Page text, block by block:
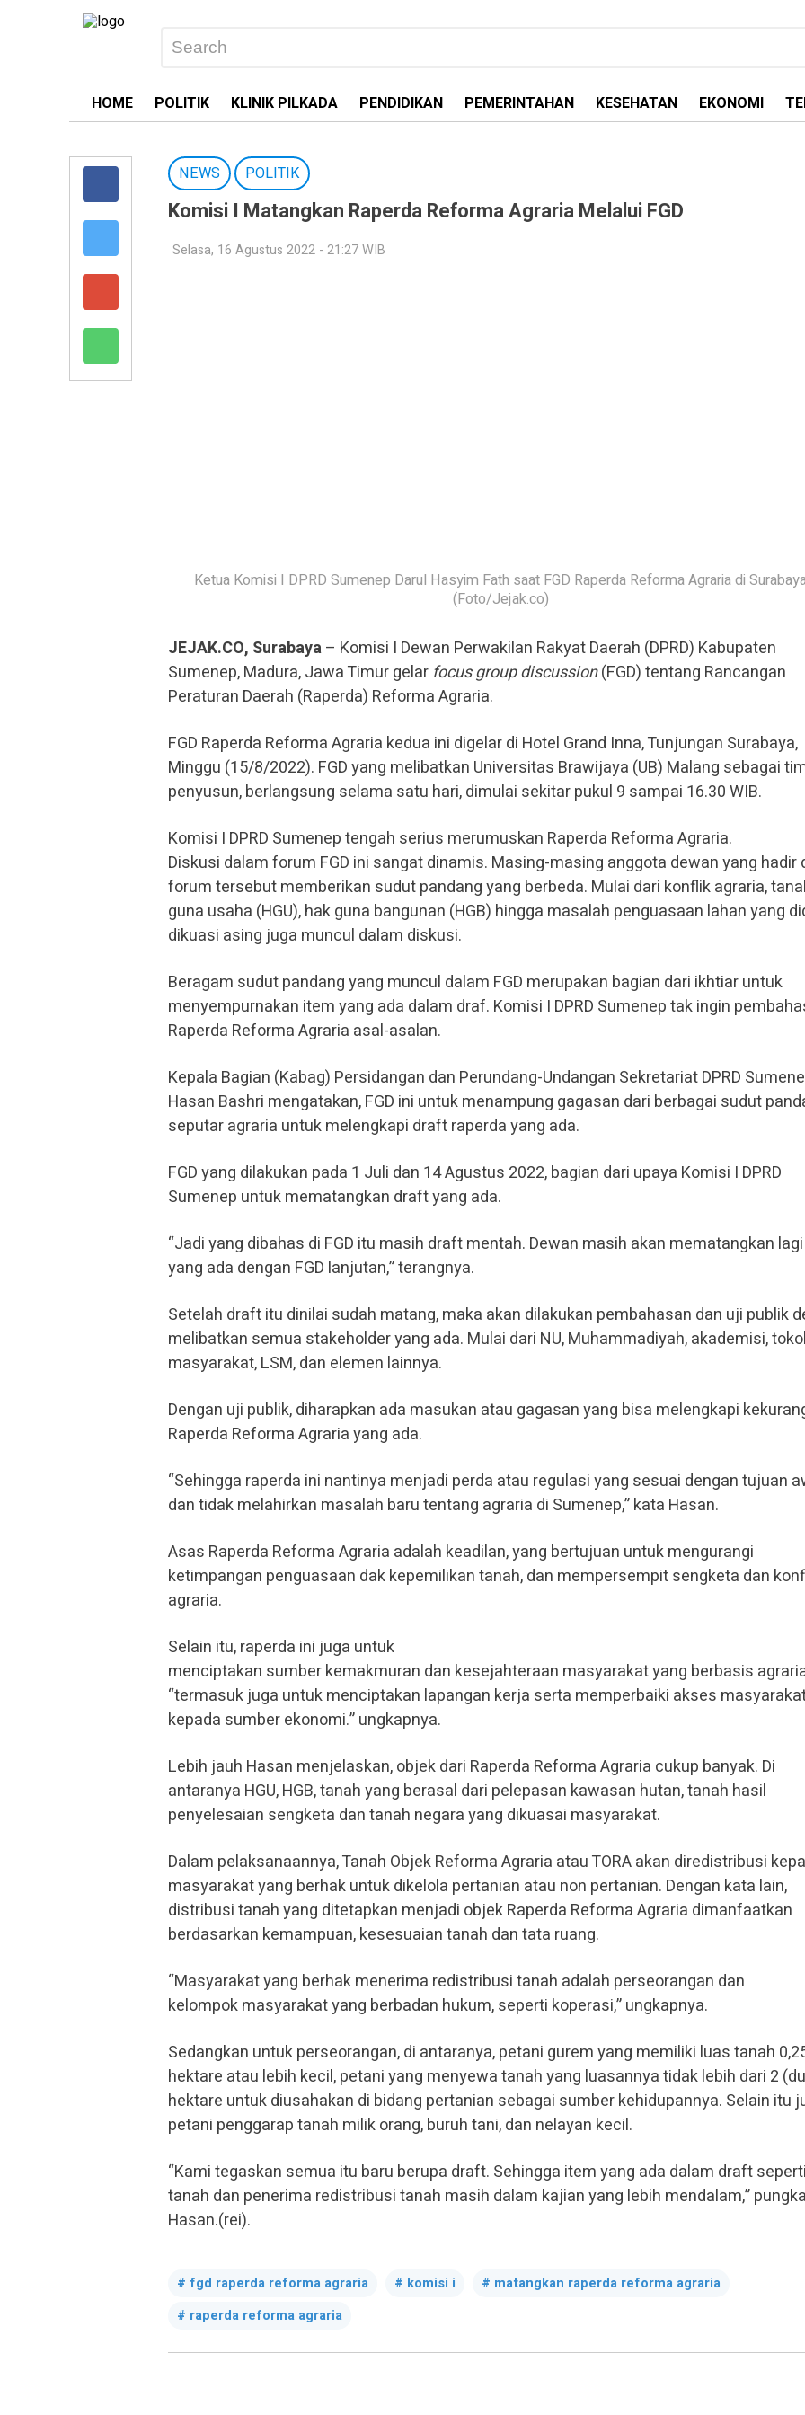
HOME POLITIK KLINIK PILKADA PENDIDIKAN PEMERINTAHAN KESEHATAN EKONOMI
NEWS POLITIK
Komisi I Matangkan Raperda Reforma Agraria Melalui FGD
Selasa, 16 Agustus 2022 - 21:27 WIB
Ketua Komisi I DPRD Sumenep Darul Hasyim Fath saat FGD Raperda Reforma Agraria di
(Foto/Jejak.co)
JEJAK.CO, Surabaya– Komisi I Dewan Perwakilan Rakyat Daerah (DPRD) Kabupaten
Sumenep, Madura, Jawa Timur gelar focus group discussion(FGD) tentang Rancangan
Peraturan Daerah (Raperda) Reforma Agraria.
FGD Raperda Reforma Agraria kedua ini digelar di Hotel Grand Inna, Tunjungan Surabaya,
Minggu (15/8/2022). FGD yang melibatkan Universitas Brawijaya (UB) Malang sebagai
penyusun, berlangsung selama satu hari, dimulai sekitar pukul 9 sampai 16.30 WIB.
Komisi I DPRD Sumenep tengah serius merumuskan Raperda Reforma Agraria.
Diskusi dalam forum FGD ini sangat dinamis. Masing-masing anggota dewan yang hadir
forum tersebut memberikan sudut pandang yang berbeda. Mulai dari konflik agraria,
guna usaha (HGU), hak guna bangunan (HGB) hingga masalah penguasaan lahan yang
dikuasi asing juga muncul dalam diskusi.
Beragam sudut pandang yang muncul dalam FGD merupakan bagian dari ikhtiar untuk
menyempurnakan item yang ada dalam draf. Komisi I DPRD Sumenep tak ingin
Raperda Reforma Agraria asal-asalan.
Kepala Bagian (Kabag) Persidangan dan Perundang-Undangan Sekretariat DPRD
Hasan Bashri mengatakan, FGD ini untuk menampung gagasan dari berbagai sudut
seputar agraria untuk melengkapi draft raperda yang ada.
FGD yang dilakukan pada 1 Juli dan 14 Agustus 2022, bagian dari upaya Komisi I DPRD
Sumenep untuk mematangkan draft yang ada.
“Jadi yang dibahas di FGD itu masih draft mentah. Dewan masih akan mematangkan
yang ada dengan FGD lanjutan,” terangnya.
Setelah draft itu dinilai sudah matang, maka akan dilakukan pembahasan dan uji publik
melibatkan semua stakeholder yang ada. Mulai dari NU, Muhammadiyah, akademisi,
masyarakat, LSM, dan elemen lainnya.
Dengan uji publik, diharapkan ada masukan atau gagasan yang bisa melengkapi
Raperda Reforma Agraria yang ada.
“Sehingga raperda ini nantinya menjadi perda atau regulasi yang sesuai dengan tujuan
dan tidak melahirkan masalah baru tentang agraria di Sumenep,” kata Hasan.
Asas Raperda Reforma Agraria adalah keadilan, yang bertujuan untuk mengurangi
ketimpangan penguasaan dak kepemilikan tanah, dan mempersempit sengketa dan
agraria.
Selain itu, raperda ini juga untuk
menciptakan sumber kemakmuran dan kesejahteraan masyarakat yang berbasis
“termasuk juga untuk menciptakan lapangan kerja serta memperbaiki akses
kepada sumber ekonomi.” ungkapnya.
Lebih jauh Hasan menjelaskan, objek dari Raperda Reforma Agraria cukup banyak. Di
antaranya HGU, HGB, tanah yang berasal dari pelepasan kawasan hutan, tanah hasil
penyelesaian sengketa dan tanah negara yang dikuasai masyarakat.
Dalam pelaksanaannya, Tanah Objek Reforma Agraria atau TORA akan diredistribusi
masyarakat yang berhak untuk dikelola pertanian atau non pertanian. Dengan kata lain,
distribusi tanah yang ditetapkan menjadi objek Raperda Reforma Agraria dimanfaatkan
berdasarkan kemampuan, kesesuaian tanah dan tata ruang.
“Masyarakat yang berhak menerima redistribusi tanah adalah perseorangan dan
kelompok masyarakat yang berbadan hukum, seperti koperasi,” ungkapnya.
Sedangkan untuk perseorangan, di antaranya, petani gurem yang memiliki luas tanah
hektare atau lebih kecil, petani yang menyewa tanah yang luasannya tidak lebih dari 2
hektare untuk diusahakan di bidang pertanian sebagai sumber kehidupannya. Selain itu
petani penggarap tanah milik orang, buruh tani, dan nelayan kecil.
“Kami tegaskan semua itu baru berupa draft. Sehingga item yang ada dalam draft
tanah dan penerima redistribusi tanah masih dalam kajian yang lebih mendalam,”
Hasan.(rei).
fgd raperda reforma agraria komisi i
matangkan raperda reforma agraria
raperda reforma agraria